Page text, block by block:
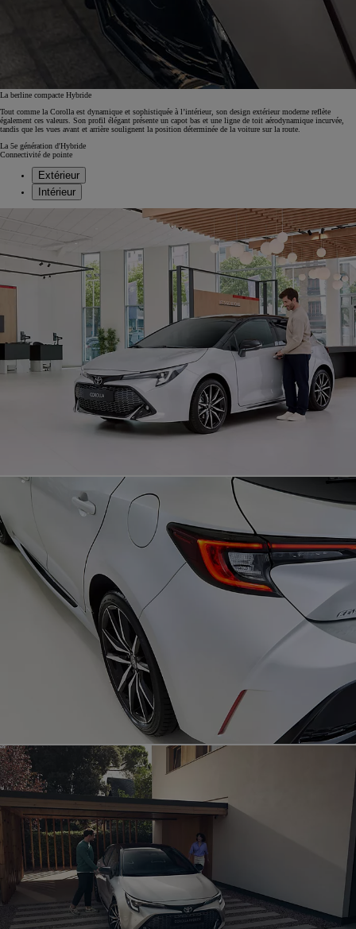
La berline compacte Hybride
Tout comme la Corolla est dynamique et sophistiquée à l’intérieur, son design extérieur moderne reflète
également ces valeurs. Son profil élégant présente un capot bas et une ligne de toit aérodynamique incurvée,
tandis que les vues avant et arrière soulignent la position déterminée de la voiture sur la route.
La 5e génération d'Hybride
Connectivité de pointe
Extérieur
Intérieur